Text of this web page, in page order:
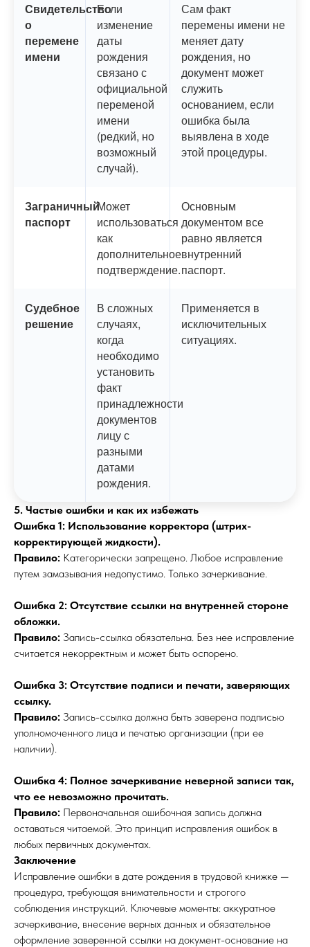
Свидетельство
о
перемене
имени
Если
изменение
даты
рождения
связано с
официальной
переменой
имени
(редкий, но
возможный
случай).
Сам факт
перемены имени не
меняет дату
рождения, но
документ может
служить
основанием, если
ошибка была
выявлена в ходе
этой процедуры.
Заграничный
паспорт
Может
использоваться
как
дополнительное
подтверждение.
Основным
документом все
равно является
внутренний
паспорт.
Судебное
решение
В сложных
случаях,
когда
необходимо
установить
факт
принадлежности
документов
лицу с
разными
датами
рождения.
Применяется в
исключительных
ситуациях.
5. Частые ошибки и как их избежать
Ошибка 1: Использование корректора (штрих-
корректирующей жидкости).
Правило: Категорически запрещено. Любое исправление
путем замазывания недопустимо. Только зачеркивание.
Ошибка 2: Отсутствие ссылки на внутренней стороне
обложки.
Правило: Запись-ссылка обязательна. Без нее исправление
считается некорректным и может быть оспорено.
Ошибка 3: Отсутствие подписи и печати, заверяющих
ссылку.
Правило: Запись-ссылка должна быть заверена подписью
уполномоченного лица и печатью организации (при ее
наличии).
Ошибка 4: Полное зачеркивание неверной записи так,
что ее невозможно прочитать.
Правило: Первоначальная ошибочная запись должна
оставаться читаемой. Это принцип исправления ошибок в
любых первичных документах.
Заключение
Исправление ошибки в дате рождения в трудовой книжке —
процедура, требующая внимательности и строгого
соблюдения инструкций. Ключевые моменты: аккуратное
зачеркивание, внесение верных данных и обязательное
оформление заверенной ссылки на документ-основание на